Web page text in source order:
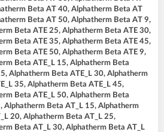
Beta AT 40, Alphatherm Beta AT
Beta AT 50, Alphatherm Beta AT 9,
Beta ATE 25, Alphatherm Beta ATE 30,
Beta ATE 35, Alphatherm Beta ATE 45,
Beta ATE 50, Alphatherm Beta ATE 9,
Beta ATE_L 15, Alphatherm Beta
Alphatherm Beta ATE_L 30, Alphatherm
35, Alphatherm Beta ATE_L 45,
Beta ATE_L 50, Alphatherm Beta
Alphatherm Beta AT_L 15, Alphatherm
20, Alphatherm Beta AT_L 25,
Beta AT_L 30, Alphatherm Beta AT_L